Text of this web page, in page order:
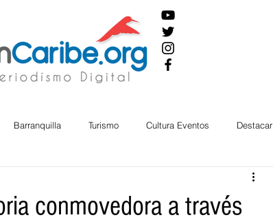
Barranquilla Turismo Cultura Eventos Destacar
conmovedora a través